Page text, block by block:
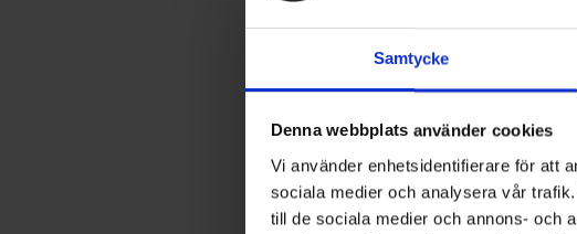
Samtycke
Denna webbplats använder cookies
Vi använder enhetsidentifierare för att
sociala medier och analysera vår
till de sociala medier och annons- och